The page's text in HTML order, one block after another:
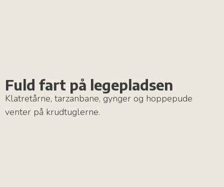
Fuld fart på legepladsen
Klatretårne, tarzanbane, gynger og hoppepude
venter på krudtuglerne.